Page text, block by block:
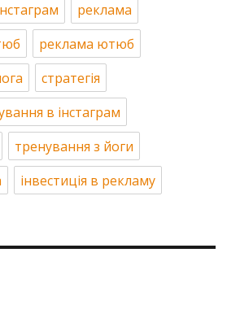
реклама
реклама ютюб
стратегія
в інстаграм
тренування з йоги
інвестиція в рекламу